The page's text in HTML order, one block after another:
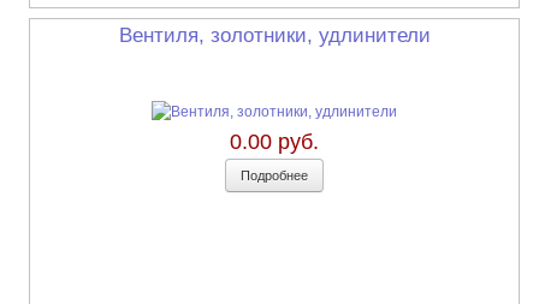
Вентиля, золотники, удлинители
0.00 руб.
Подробнее